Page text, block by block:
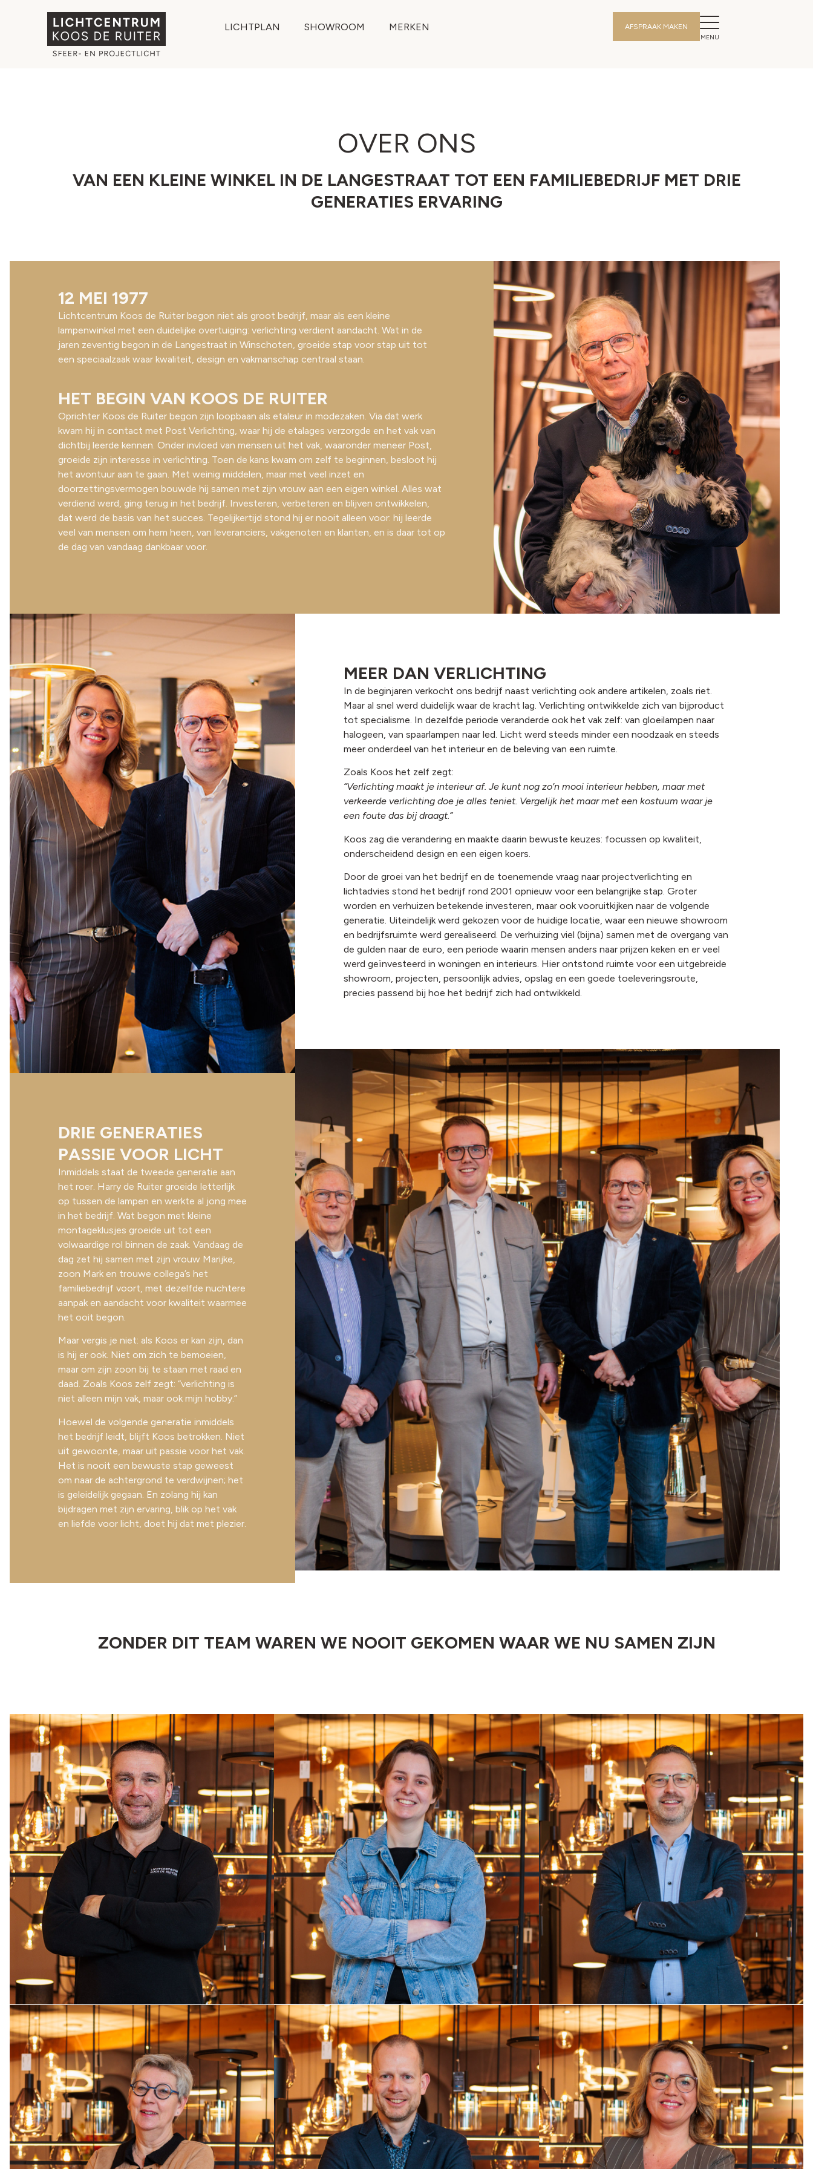
LICHTPLAN SHOWROOM MERKEN AFSPRAAK MAKEN
OVER ONS
VAN EEN KLEINE WINKEL IN DE LANGESTRAAT TOT EEN FAMILIEBEDRIJF MET DRIE
GENERATIES ERVARING
12 MEI 1977
Lichtcentrum Koos de Ruiter begon niet als groot bedrijf, maar als een kleine
lampenwinkel met een duidelijke overtuiging: verlichting verdient aandacht. Wat in de
jaren zeventig begon in de Langestraat in Winschoten, groeide stap voor stap uit tot
een speciaalzaak waar kwaliteit, design en vakmanschap centraal staan.
HET BEGIN VAN KOOS DE RUITER
Oprichter Koos de Ruiter begon zijn loopbaan als etaleur in modezaken. Via dat werk
kwam hij in contact met Post Verlichting, waar hij de etalages verzorgde en het vak van
dichtbij leerde kennen. Onder invloed van mensen uit het vak, waaronder meneer Post,
groeide zijn interesse in verlichting. Toen de kans kwam om zelf te beginnen, besloot hij
het avontuur aan te gaan. Met weinig middelen, maar met veel inzet en
doorzettingsvermogen bouwde hij samen met zijn vrouw aan een eigen winkel. Alles wat
verdiend werd, ging terug in het bedrijf. Investeren, verbeteren en blijven ontwikkelen,
dat werd de basis van het succes. Tegelijkertijd stond hij er nooit alleen voor: hij leerde
veel van mensen om hem heen, van leveranciers, vakgenoten en klanten, en is daar tot op
de dag van vandaag dankbaar voor.
DRIE GENERATIES
PASSIE VOOR LICHT
Inmiddels staat de tweede generatie aan
het roer. Harry de Ruiter groeide letterlijk
op tussen de lampen en werkte al jong mee
in het bedrijf. Wat begon met kleine
montageklusjes groeide uit tot een
volwaardige rol binnen de zaak. Vandaag de
dag zet hij samen met zijn vrouw Marijke,
zoon Mark en trouwe collega’s het
familiebedrijf voort, met dezelfde nuchtere
aanpak en aandacht voor kwaliteit waarmee
het ooit begon.
Maar vergis je niet: als Koos er kan zijn, dan
is hij er ook. Niet om zich te bemoeien,
maar om zijn zoon bij te staan met raad en
daad. Zoals Koos zelf zegt: “verlichting is
niet alleen mijn vak, maar ook mijn hobby.”
Hoewel de volgende generatie inmiddels
het bedrijf leidt, blijft Koos betrokken. Niet
uit gewoonte, maar uit passie voor het vak.
Het is nooit een bewuste stap geweest
om naar de achtergrond te verdwijnen; het
is geleidelijk gegaan. En zolang hij kan
bijdragen met zijn ervaring, blik op het vak
en liefde voor licht, doet hij dat met plezier.
MEER DAN VERLICHTING
In de beginjaren verkocht ons bedrijf naast verlichting ook andere artikelen, zoals riet.
Maar al snel werd duidelijk waar de kracht lag. Verlichting ontwikkelde zich van bijproduct
tot specialisme. In dezelfde periode veranderde ook het vak zelf: van gloeilampen naar
halogeen, van spaarlampen naar led. Licht werd steeds minder een noodzaak en steeds
meer onderdeel van het interieur en de beleving van een ruimte.
Zoals Koos het zelf zegt:
“Verlichting maakt je interieur af. Je kunt nog zo’n mooi interieur hebben, maar met
verkeerde verlichting doe je alles teniet. Vergelijk het maar met een kostuum waar je
een foute das bij draagt.”
Koos zag die verandering en maakte daarin bewuste keuzes: focussen op kwaliteit,
onderscheidend design en een eigen koers.
Door de groei van het bedrijf en de toenemende vraag naar projectverlichting en
lichtadvies stond het bedrijf rond 2001 opnieuw voor een belangrijke stap. Groter
worden en verhuizen betekende investeren, maar ook vooruitkijken naar de volgende
generatie. Uiteindelijk werd gekozen voor de huidige locatie, waar een nieuwe showroom
en bedrijfsruimte werd gerealiseerd. De verhuizing viel (bijna) samen met de overgang van
de gulden naar de euro, een periode waarin mensen anders naar prijzen keken en er veel
werd geïnvesteerd in woningen en interieurs. Hier ontstond ruimte voor een uitgebreide
showroom, projecten, persoonlijk advies, opslag en een goede toeleveringsroute,
precies passend bij hoe het bedrijf zich had ontwikkeld.
ZONDER DIT TEAM WAREN WE NOOIT GEKOMEN WAAR WE NU SAMEN ZIJN